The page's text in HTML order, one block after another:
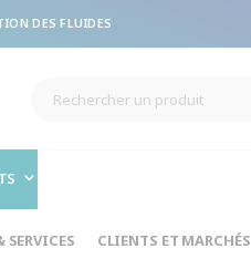
DES FLUIDES
CLIENTS ET MARCHÉS